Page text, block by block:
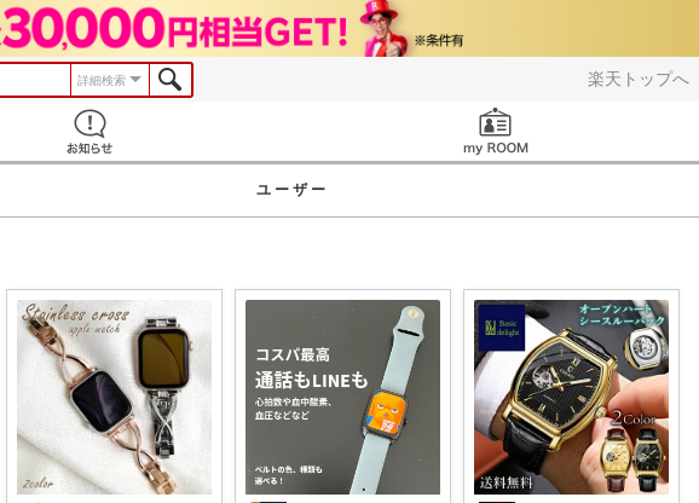
楽天トップへ
詳細検索
ユーザー